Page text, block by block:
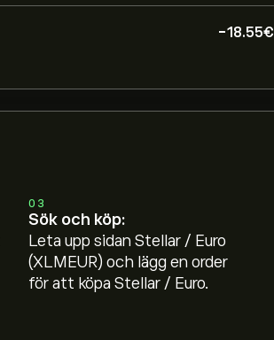
-18.55‎€‎
03
Sök och köp:
Leta upp sidan Stellar / Euro
(XLMEUR) och lägg en order
för att köpa Stellar / Euro.